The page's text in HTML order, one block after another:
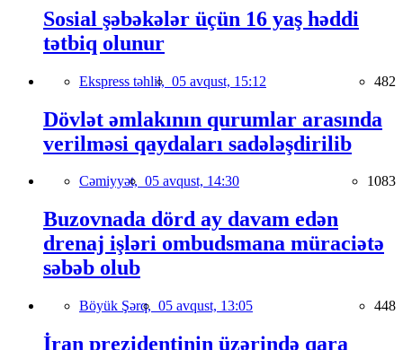
Sosial şəbəkələr üçün 16 yaş həddi
tətbiq olunur
Ekspress təhlil, 05 avqust, 15:12 482
Dövlət əmlakının qurumlar arasında
verilməsi qaydaları sadələşdirilib
Cəmiyyət, 05 avqust, 14:30 1083
Buzovnada dörd ay davam edən
drenaj işləri ombudsmana müraciətə
səbəb olub
Böyük Şərq, 05 avqust, 13:05 448
İran prezidentinin üzərində qara